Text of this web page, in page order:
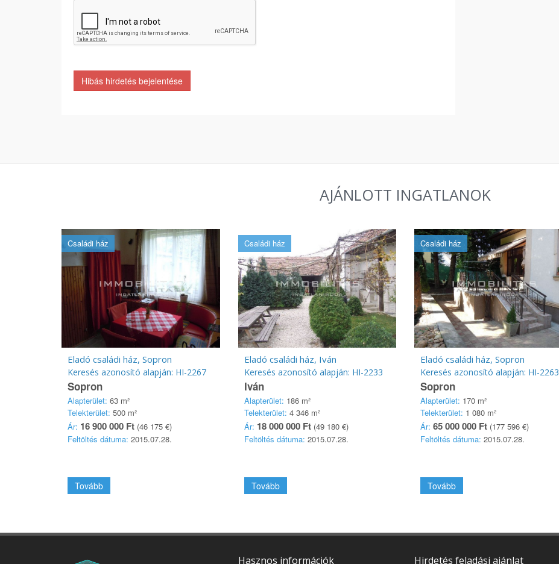
Hibás hirdetés bejelentése
AJÁNLOTT INGATLANOK
Családi ház
Eladó családi ház, Sopron
Keresés azonosító alapján: HI-2267
Sopron
Alapterület: 63 m²
Telekterület: 500 m²
Ár: 16 900 000 Ft (46 175 €)
Feltöltés dátuma: 2015.07.28.
Tovább
Családi ház
Eladó családi ház, Iván
Keresés azonosító alapján: HI-2233
Iván
Alapterület: 186 m²
Telekterület: 4 346 m²
Ár: 18 000 000 Ft(49 180 €)
Feltöltés dátuma: 2015.07.28.
Tovább
Családi ház
Eladó családi ház, Sopron
Keresés azonosító alapján: HI-2263
Sopron
Alapterület: 170 m²
Telekterület: 1 080 m²
Ár: 65 000 000 Ft (177 596 €)
Feltöltés dátuma: 2015.07.28.
Tovább
Hasznos információk Hirdetés feladási ajánlat